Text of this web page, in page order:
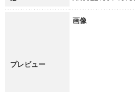
プレビュー
画像